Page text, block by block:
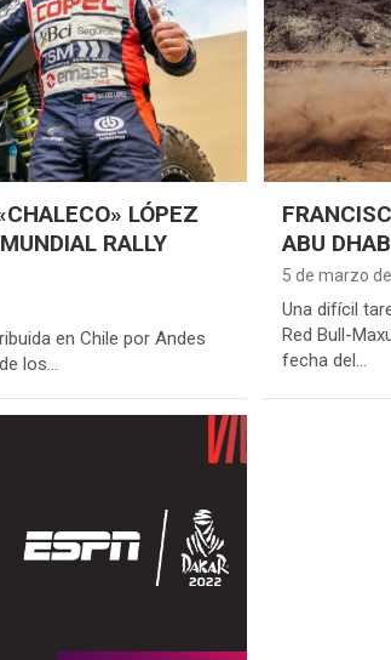
LÓPEZ
RALLY
en Chile por Andes
los…
ABU
5 de marzo
Una difícil
Red Bull-
fecha del…